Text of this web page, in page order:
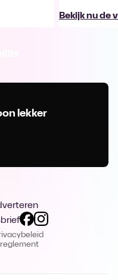
Bekijk nu de
lekker